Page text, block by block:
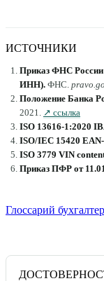
ИСТОЧНИКИ
Приказ ФНС
ИНН). ФНС.
Положение Банка
2021. ↗ ссылка
ISO 13616-1:2020
ISO/IEC 15420
ISO 3779 VIN
Приказ ПФР от
Глоссарий